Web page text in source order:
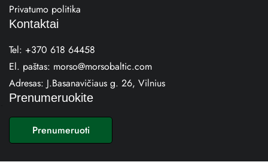
Privatumo politika
Kontaktai
Tel: +370 618 64458
El. paštas: morso@morsobaltic.com
Adresas: J.Basanavičiaus g. 26, Vilnius
Prenumeruokite
Prenumeruoti